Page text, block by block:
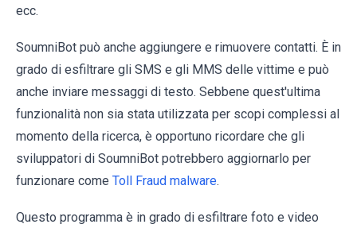
ecc.
SoumniBot può anche aggiungere e rimuovere contatti. È in
grado di esfiltrare gli SMS e gli MMS delle vittime e può
anche inviare messaggi di testo. Sebbene quest'ultima
funzionalità non sia stata utilizzata per scopi complessi al
momento della ricerca, è opportuno ricordare che gli
sviluppatori di SoumniBot potrebbero aggiornarlo per
funzionare come Toll Fraud malware.
Questo programma è in grado di esfiltrare foto e video